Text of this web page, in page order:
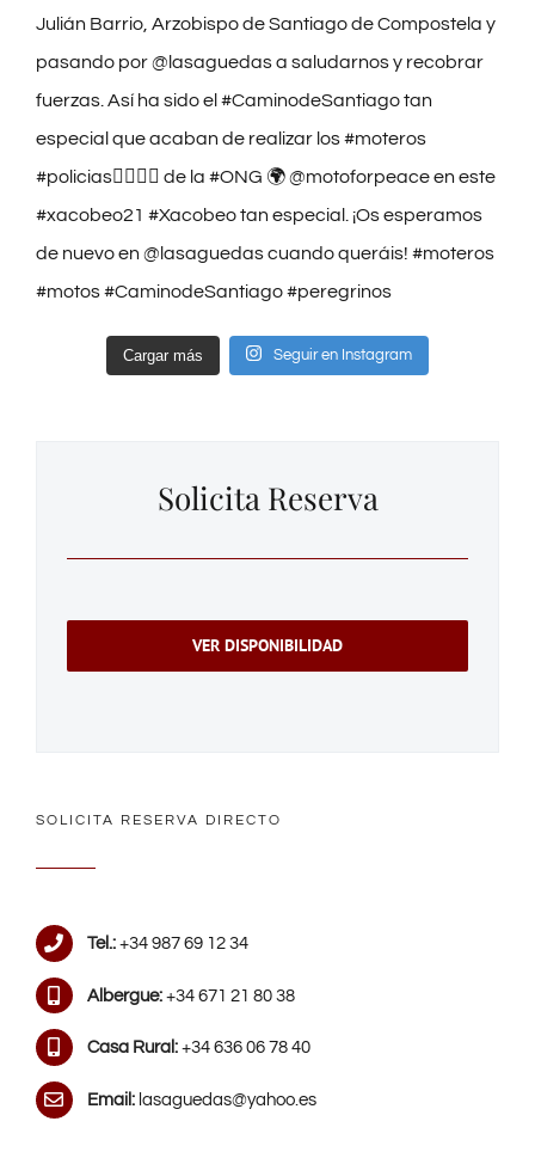
Cargar más Seguir en Instagram
Solicita Reserva
VER DISPONIBILIDAD
SOLICITA RESERVA DIRECTO
Tel.: +34 987 69 12 34
Albergue: +34 671 21 80 38
Casa Rural: +34 636 06 78 40
Email: lasaguedas@yahoo.es